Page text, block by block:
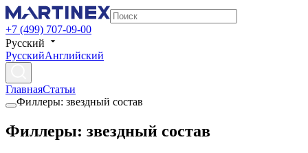
+7 (499) 707-09-00
Русский
РусскийАнглийский
ГлавнаяСтатьи
Филлеры: звездный состав
Филлеры: звездный состав